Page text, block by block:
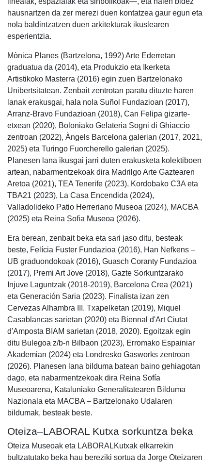
hausnartzen da zer merezi duen kontatzea gaur egun eta
nola baldintzatzen duen arkitekturak ikuslearen
esperientzia.
Mònica Planes (Bartzelona, 1992) Arte Ederretan
graduatua da (2014), eta Produkzio eta Ikerketa
Artistikoko Masterra (2016) egin zuen Bartzelonako
Unibertsitatean. Zenbait zentrotan paratu dituzte haren
lanak erakusgai, hala nola Suñol Fundazioan (2017),
Arranz-Bravo Fundazioan (2018), Can Felipa gizarte-
etxean (2020), Boloniako Gelateria Sogni di Ghiaccio
zentroan (2022), Àngels Barcelona galerian (2017, 2021,
2025) eta Turingo Fuorcherello galerian (2025).
Planesen lana ikusgai jarri duten erakusketa kolektiboen
artean, nabarmentzekoak dira Madrilgo Arte Gaztearen
Aretoa (2021), TEA Tenerife (2023), Kordobako C3A eta
TBA21 (2023), La Casa Encendida (2024),
Valladolideko Patio Herreriano Museoa (2024), MACBA
(2025) eta Reina Sofia Museoa (2026).
Era berean, zenbait beka eta sari jaso ditu, besteak
beste, Felícia Fuster Fundazioa (2016), Han Nefkens –
UB graduondokoak (2016), Guasch Coranty Fundazioa
(2017), Premi Art Jove (2018), Gazte Sorkuntzarako
Injuve Laguntzak (2018-2019), Barcelona Crea (2021)
eta Generación Saria (2023). Finalista izan zen
Cervezas Alhambra III. Txapelketan (2019), Miquel
Casablancas sarietan (2020) eta Biennal d'Art Ciutat
d'Amposta BIAM sarietan (2018, 2020). Egoitzak egin
ditu Bulegoa z/b-n Bilbaon (2023), Erromako Espainiar
Akademian (2024) eta Londresko Gasworks zentroan
(2026). Planesen lana bilduma batean baino gehiagotan
dago, eta nabarmentzekoak dira Reina Sofía
Museoarena, Kataluniako Generalitatearen Bilduma
Nazionala eta MACBA – Bartzelonako Udalaren
bildumak, besteak beste.
Oteiza–LABORAL Kutxa sorkuntza beka
Oteiza Museoak eta LABORALKutxak elkarrekin
bultzatutako beka hau bereziki sortua da Jorge Oteizaren